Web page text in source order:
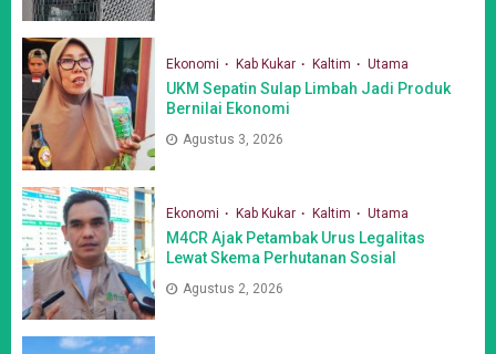
Ekonomi Kab Kukar Kaltim Utama
UKM Sepatin Sulap Limbah Jadi Produk
Bernilai Ekonomi
Agustus 3, 2026
Ekonomi Kab Kukar Kaltim Utama
M4CR Ajak Petambak Urus Legalitas
Lewat Skema Perhutanan Sosial
Agustus 2, 2026